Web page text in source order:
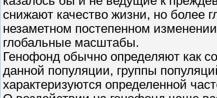
снижают качество жизни, но более
незаметном постепенном
глобальные масштабы.
Генофонд обычно определяют как
данной популяции, группы
характеризуются определенной